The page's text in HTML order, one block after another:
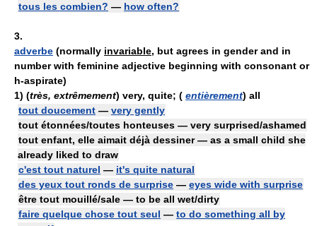
tous les combien? — how often?
3.
adverbe (normally invariable, but agrees in gender and in
number with feminine adjective beginning with consonant or
h-aspirate)
1) (très, extrêmement) very, quite; ( entièrement) all
tout doucement — very gently
tout étonnées/toutes honteuses — very surprised/ashamed
tout enfant, elle aimait déjà dessiner — as a small child she
already liked to draw
c'est tout naturel — it's quite natural
des yeux tout ronds de surprise — eyes wide with surprise
être tout mouillé/sale — to be all wet/dirty
faire quelque chose tout seul — to do something all by